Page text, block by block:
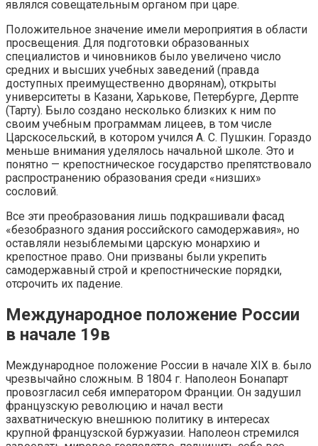
являлся совещательным органом при царе.
Положительное значение имели мероприятия в области
просвещения. Для подготовки образованных
специалистов и чиновников было увеличено число
средних и высших учебных заведений (правда
доступных преимущественно дворянам), открыты
университеты в Казани, Харькове, Петербурге, Дерпте
(Тарту). Было создано несколько близких к ним по
своим учебным программам лицеев, в том числе
Царскосельский, в котором учился А. С. Пушкин. Гораздо
меньше внимания уделялось начальной школе. Это и
понятно — крепостническое государство препятствовало
распространению образования среди «низших»
сословий.
Все эти преобразования лишь подкрашивали фасад
«безобразного здания российского самодержавия», но
оставляли незыблемыми царскую монархию и
крепостное право. Они призваны были укрепить
самодержавный строй и крепостнические порядки,
отсрочить их падение.
Международное положение России
в начале 19в
Международное положение России в начале XIX в. было
чрезвычайно сложным. В 1804 г. Наполеон Бонапарт
провозгласил себя императором Франции. Он задушил
французскую революцию и начал вести
захватническую внешнюю политику в интересах
крупной французской буржуазии. Наполеон стремился